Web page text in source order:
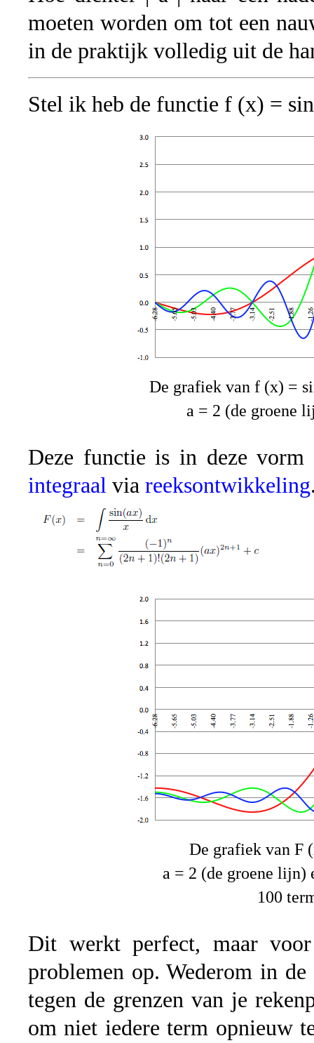
moeten worden om tot een
in de praktijk volledig uit de
Stel ik heb de functie f (x) =
De grafiek van f (x) =
a = 2 (de groene
Deze functie is in deze
integraal via reeksontwikkeling
De grafiek van F
a = 2 (de groene lijn)
100
Dit werkt perfect, maar
problemen op. Wederom in
tegen de grenzen van je
om niet iedere term opnieuw